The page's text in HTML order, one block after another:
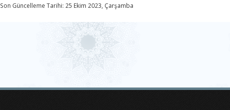
Son Güncelleme Tarihi: 25 Ekim 2023, Çarşamba